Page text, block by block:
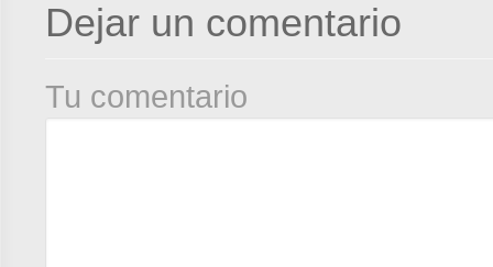
Dejar un comentario
Tu comentario